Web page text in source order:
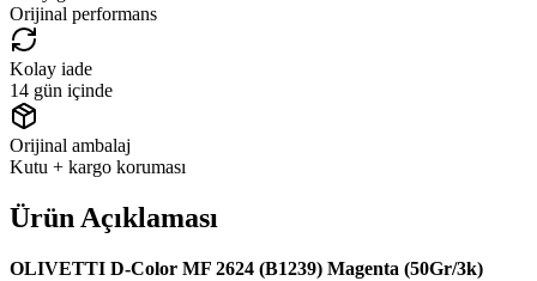
Orijinal performans
Kolay iade
14 gün içinde
Orijinal ambalaj
Kutu + kargo koruması
Ürün Açıklaması
OLIVETTI D-Color MF 2624 (B1239) Magenta (50Gr/3k)